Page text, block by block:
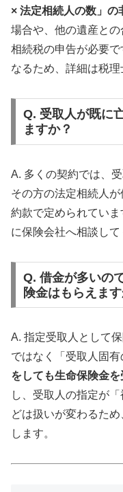
× 法定相続人の数」の
場合や、他の遺産との
相続税の申告が必要
なるため、詳細は税理
Q. 受取人が既に
ますか？
A. 多くの契約では、
その方の法定相続人
約款で定められてい
に保険会社へ相談して
Q. 借金が多いの
険金はもらえます
A. 指定受取人として
ではなく「受取人固有
をしても生命保険金
し、受取人の指定が
どは扱いが変わるた
します。